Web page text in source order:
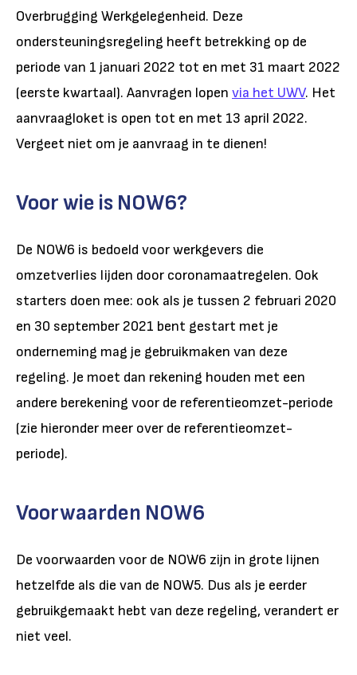
Overbrugging Werkgelegenheid. Deze
ondersteuningsregeling heeft betrekking op de
periode van 1 januari 2022 tot en met 31 maart 2022
(eerste kwartaal). Aanvragen lopen via het UWV. Het
aanvraagloket is open tot en met 13 april 2022.
Vergeet niet om je aanvraag in te dienen!
Voor wie is NOW6?
De NOW6 is bedoeld voor werkgevers die
omzetverlies lijden door coronamaatregelen. Ook
starters doen mee: ook als je tussen 2 februari 2020
en 30 september 2021 bent gestart met je
onderneming mag je gebruikmaken van deze
regeling. Je moet dan rekening houden met een
andere berekening voor de referentieomzet-periode
(zie hieronder meer over de referentieomzet-
periode).
Voorwaarden NOW6
De voorwaarden voor de NOW6 zijn in grote lijnen
hetzelfde als die van de NOW5. Dus als je eerder
gebruikgemaakt hebt van deze regeling, verandert er
niet veel.